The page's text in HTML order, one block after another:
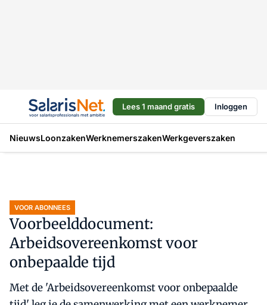
Lees 1 maand gratis Inloggen
NieuwsLoonzakenWerknemerszakenWerkgeverszaken
VOOR ABONNEES
Voorbeelddocument:
Arbeidsovereenkomst voor
onbepaalde tijd
Met de 'Arbeidsovereenkomst voor onbepaalde